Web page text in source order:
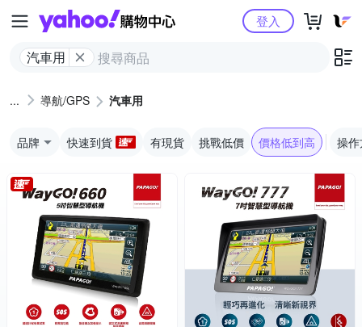
Yahoo購物中心
汽車用
登入
導航/GPS 汽車用
品牌 快速到貨 有現貨 挑戰低價 價格低到高 操